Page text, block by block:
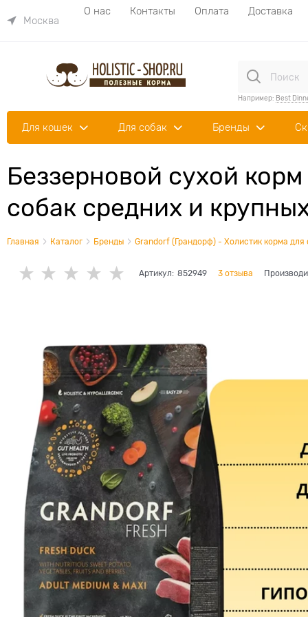
Москва
О нас Контакты Оплата Доставка
Например: Best
Для кошек Для собак Бренды
Беззерновой сухой корм
собак средних и
Главная Каталог Бренды Grandorf (Грандорф) - Холистик корма для
Артикул: 852949 3 отзыва